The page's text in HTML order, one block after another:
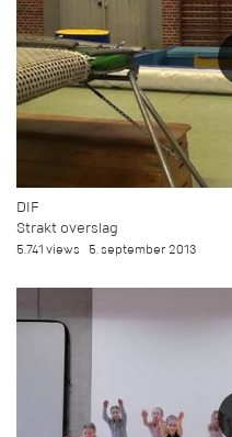
DIF
Strakt overslag
5.741 views 5. september 2013